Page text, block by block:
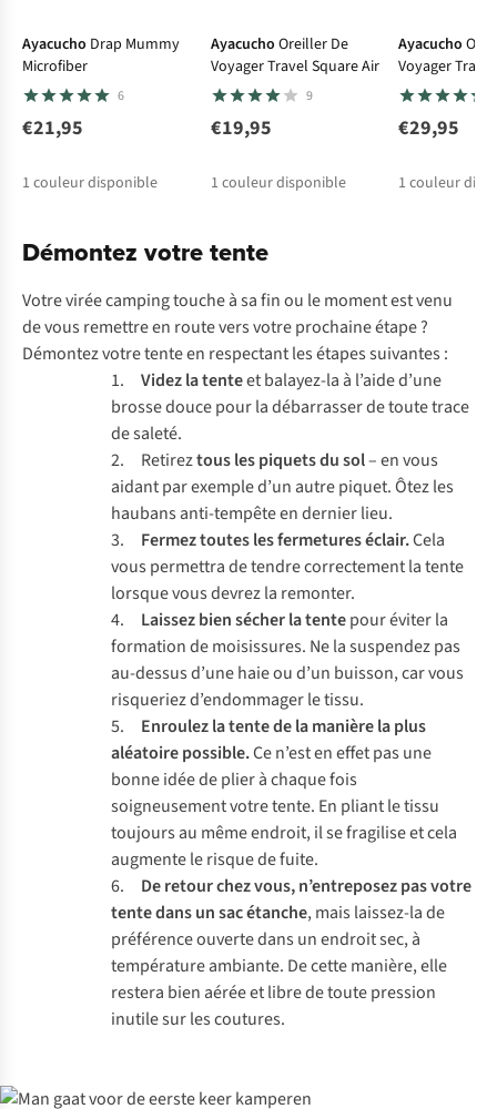
Ayacucho Drap Mummy
Microfiber
6
€21,95
1 couleur disponible
Ayacucho Oreiller De
Voyager Travel Square Air
9
€19,95
1 couleur disponible
Ayacucho
Voyager
€29,95
1 couleur
Démontez votre tente
Votre virée camping touche à sa fin ou le moment est venu
de vous remettre en route vers votre prochaine étape ?
Démontez votre tente en respectant les étapes suivantes :
1. Videz la tenteet balayez-la à l’aide d’une
brosse douce pour la débarrasser de toute trace
de saleté.
2. Retireztous les piquets du sol– en vous
aidant par exemple d’un autre piquet. Ôtez les
haubans anti-tempête en dernier lieu.
3. Fermez toutes les fermetures éclair.Cela
vous permettra de tendre correctement la tente
lorsque vous devrez la remonter.
4. Laissez bien sécher la tentepour éviter la
formation de moisissures. Ne la suspendez pas
au-dessus d’une haie ou d’un buisson, car vous
risqueriez d’endommager le tissu.
5. Enroulez la tente de la manière la plus
aléatoire possible.Ce n’est en effet pas une
bonne idée de plier à chaque fois
soigneusement votre tente. En pliant le tissu
toujours au même endroit, il se fragilise et cela
augmente le risque de fuite.
6. De retour chez vous, n’entreposez pas votre
tente dans un sac étanche, mais laissez-la de
préférence ouverte dans un endroit sec, à
température ambiante. De cette manière, elle
restera bien aérée et libre de toute pression
inutile sur les coutures.